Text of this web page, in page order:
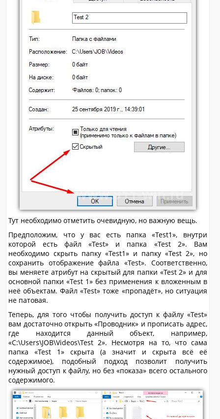
Тут необходимо отметить очевидную, но важную вещь.
Предположим, что у вас есть папка «Test1», внутри
которой есть файл «Test» и папка «Test 2». Вам
необходимо скрыть папку «Test1» и папку «Test 2», но
сохранить отображение файла «Test». Соответственно,
вы меняете атрибут на скрытый для папки «Test 2» и для
основной папки «Test 1» без применения к вложенным в
неё объектам. Файл «Test» тоже «пропадёт», но ситуация
не патовая.
Теперь, для того чтобы получить доступ к файлу «Test»
вам достаточно открыть «Проводник» и прописать адрес,
где находится данный объект, например,
«C:\Users\JOB\Videos\Test 2». Несмотря на то, что сама
папка «Test 1» скрыта (а значит и скрыта всё её
содержимое), подобный подход позволит получить
нужный доступ к файлу, но без «показа» всего остального
содержимого.